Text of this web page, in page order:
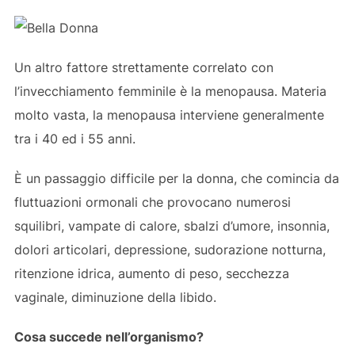
Un altro fattore strettamente correlato con
l’invecchiamento femminile è la menopausa. Materia
molto vasta, la menopausa interviene generalmente
tra i 40 ed i 55 anni.
È un passaggio difficile per la donna, che comincia da
fluttuazioni ormonali che provocano numerosi
squilibri, vampate di calore, sbalzi d’umore, insonnia,
dolori articolari, depressione, sudorazione notturna,
ritenzione idrica, aumento di peso, secchezza
vaginale, diminuzione della libido.
Cosa succede nell’organismo?